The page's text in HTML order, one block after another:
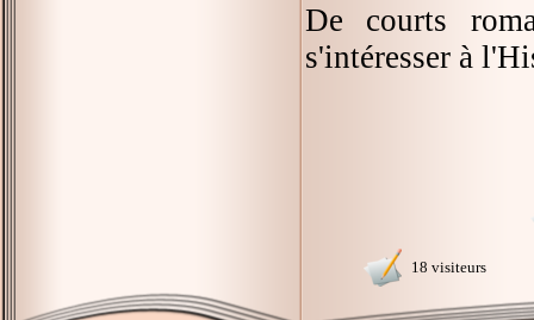
De courts
s'intéresser à
18 visiteurs